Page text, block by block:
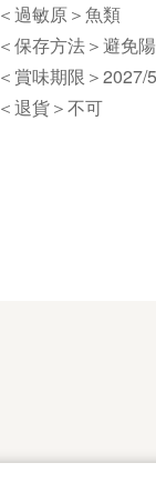
＜過敏原＞魚類
＜保存方法＞避免
＜賞味期限＞2027/
＜退貨＞不可